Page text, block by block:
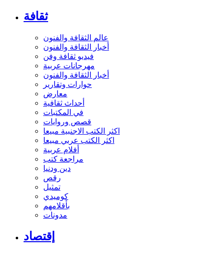
ثقافة
عالم الثقافة والفنون
أخبار الثقافة والفنون
فيديو ثقافة وفن
مهرجانات عربية
أخبار الثقافة والفنون
حوارات وتقارير
معارض
أحداث ثقافية
في المكتبات
قصص وروايات
اكثر الكتب الاجنبية مبيعا
اكثر الكتب عربي مبيعا
أفلام عربية
مراجعة كتب
دين ودنيا
رقص
تمثيل
كوميدي
بأقلامهم
مدونات
إقتصاد